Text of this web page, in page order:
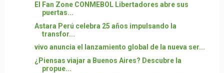
El Fan Zone CONMEBOL Libertadores abre sus
puertas...
Astara Perú celebra 25 años impulsando la
transfor...
vivo anuncia el lanzamiento global de la nueva ser...
¿Piensas viajar a Buenos Aires? Descubre la
propue...